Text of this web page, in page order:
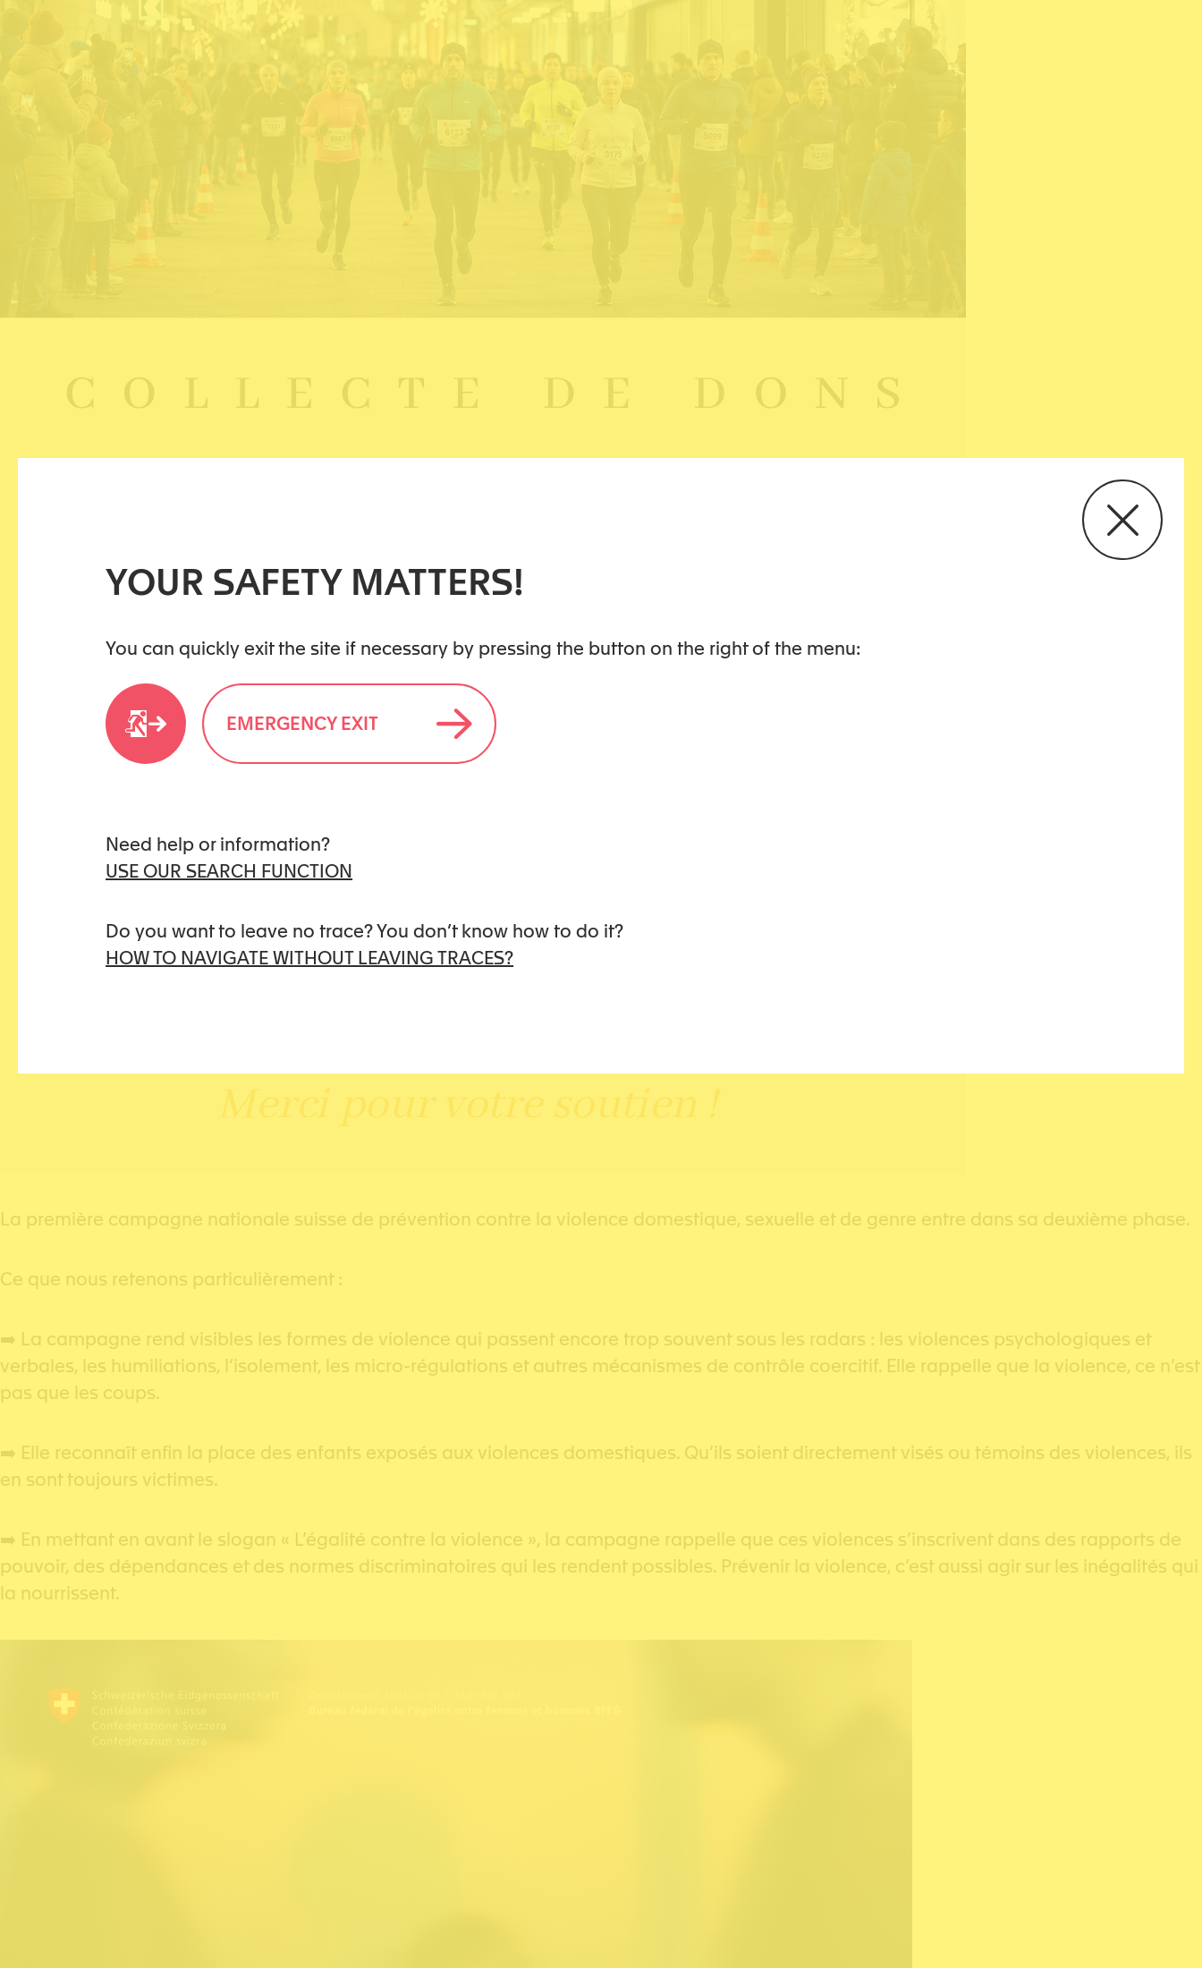
YOUR SAFETY MATTERS!
You can quickly exit the site if necessary by pressing the button on the right of the menu:
EMERGENCY EXIT
Need help or information?
USE OUR SEARCH FUNCTION
Do you want to leave no trace? You don’t know how to do it?
HOW TO NAVIGATE WITHOUT LEAVING TRACES?
La première campagne nationale suisse de prévention contre la violence domestique, sexuelle et de genre entre dans sa deuxième phase.
Ce que nous retenons particulièrement :
➡️ La campagne rend visibles les formes de violence qui passent encore trop souvent sous les radars : les violences psychologiques et
verbales, les humiliations, l’isolement, les micro-régulations et autres mécanismes de contrôle coercitif. Elle rappelle que la violence, ce n’est
pas que les coups.
➡️ Elle reconnaît enfin la place des enfants exposés aux violences domestiques. Qu’ils soient directement visés ou témoins des violences, ils
en sont toujours victimes.
➡️ En mettant en avant le slogan « L’égalité contre la violence », la campagne rappelle que ces violences s’inscrivent dans des rapports de
pouvoir, des dépendances et des normes discriminatoires qui les rendent possibles. Prévenir la violence, c’est aussi agir sur les inégalités qui
la nourrissent.